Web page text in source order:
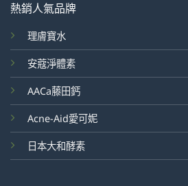
熱銷人氣品牌
理膚寶水
安蔻淨體素
AACa藤田鈣
Acne-Aid愛可妮
日本大和酵素